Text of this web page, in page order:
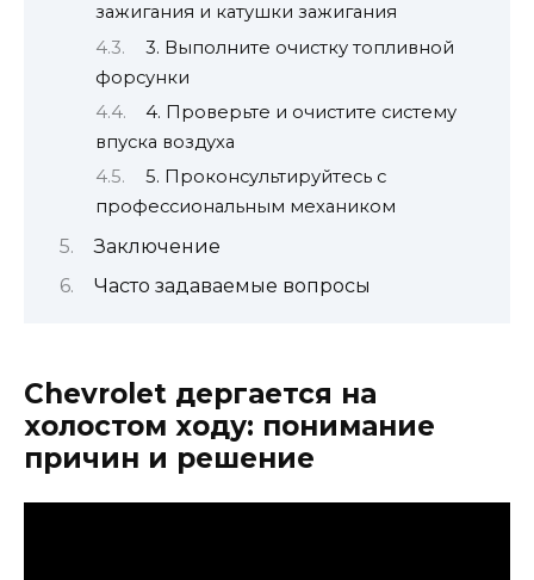
зажигания и катушки зажигания
3. Выполните очистку топливной
форсунки
4. Проверьте и очистите систему
впуска воздуха
5. Проконсультируйтесь с
профессиональным механиком
Заключение
Часто задаваемые вопросы
Chevrolet дергается на
холостом ходу: понимание
причин и решение